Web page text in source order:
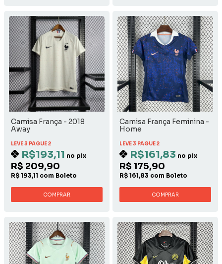
Camisa França - 2018
Away
LEVE 3 PAGUE 2
R$193,11 no pix
R$ 209,90
R$ 193,11 com Boleto
COMPRAR
Camisa França Feminina -
Home
LEVE 3 PAGUE 2
R$161,83 no pix
R$ 175,90
R$ 161,83 com Boleto
COMPRAR